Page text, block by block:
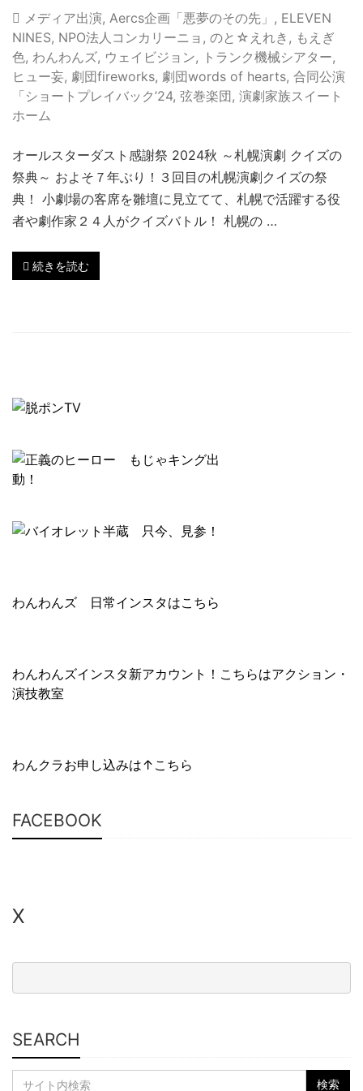
メディア出演, Aercs企画「悪夢のその先」 , ELEVEN
NINES, NPO法人コンカリーニョ , のと☆えれき , もえぎ
色, わんわんズ, ウェイビジョン, トランク機械シアター,
ヒュー妄, 劇団fireworks, 劇団words of hearts, 合同公演
「ショートプレイバック’24, 弦巻楽団, 演劇家族スイート
ホーム
オールスターダスト感謝祭 2024秋 ～札幌演劇 クイズの
祭典～ およそ７年ぶり！３回目の札幌演劇クイズの祭
典！ 小劇場の客席を雛壇に見立てて、札幌で活躍する役
者や劇作家２４人がクイズバトル！ 札幌の …
続きを読む
わんわんズ 日常インスタはこちら
わんわんズインスタ新アカウント！こちらはアクション・
演技教室
わんクラお申し込みは↑こちら
FACEBOOK
X
SEARCH